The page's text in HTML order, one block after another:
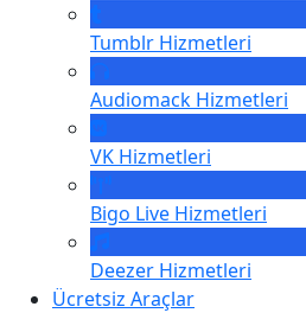
Tumblr Hizmetleri
Audiomack Hizmetleri
VK Hizmetleri
Bigo Live Hizmetleri
Deezer Hizmetleri
Ücretsiz Araçlar